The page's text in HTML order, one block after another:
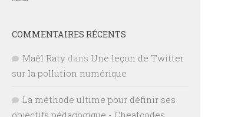
COMMENTAIRES RÉCENTS
Maël Raty dans Une leçon de Twitter
sur la pollution numérique
La méthode ultime pour définir ses
objectifs pédagogique - Cheatcodes